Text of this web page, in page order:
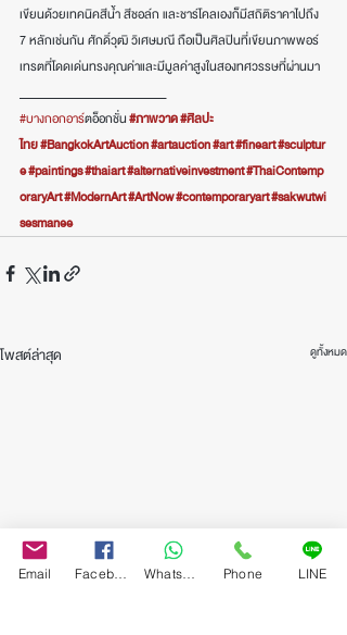
เขียนด้วยเทคนิคสีน้ำ สีชอล์ก และชาร์โคลเองก็มีสถิติราคาไปถึง
7 หลักเช่นกัน ศักดิ์วุฒิ วิเศษมณี ถือเป็นศิลปินที่เขียนภาพพอร์
เทรตที่โดดเด่นทรงคุณค่าและมีมูลค่าสูงในสองทศวรรษที่ผ่านมา
___________________________
#บางกอกอาร์ตอ็อกชั่น #ภาพวาด#ศิลปะ
ไทย#BangkokArtAuction#artauction#art#fineart#sculptur
e#paintings#thaiart#alternativeinvestment#ThaiContemp
oraryArt#ModernArt#ArtNow#contemporaryart#sakwutwi
sesmanee
โพสต์ล่าสุด ดูทั้งหมด
Email Phone LINE